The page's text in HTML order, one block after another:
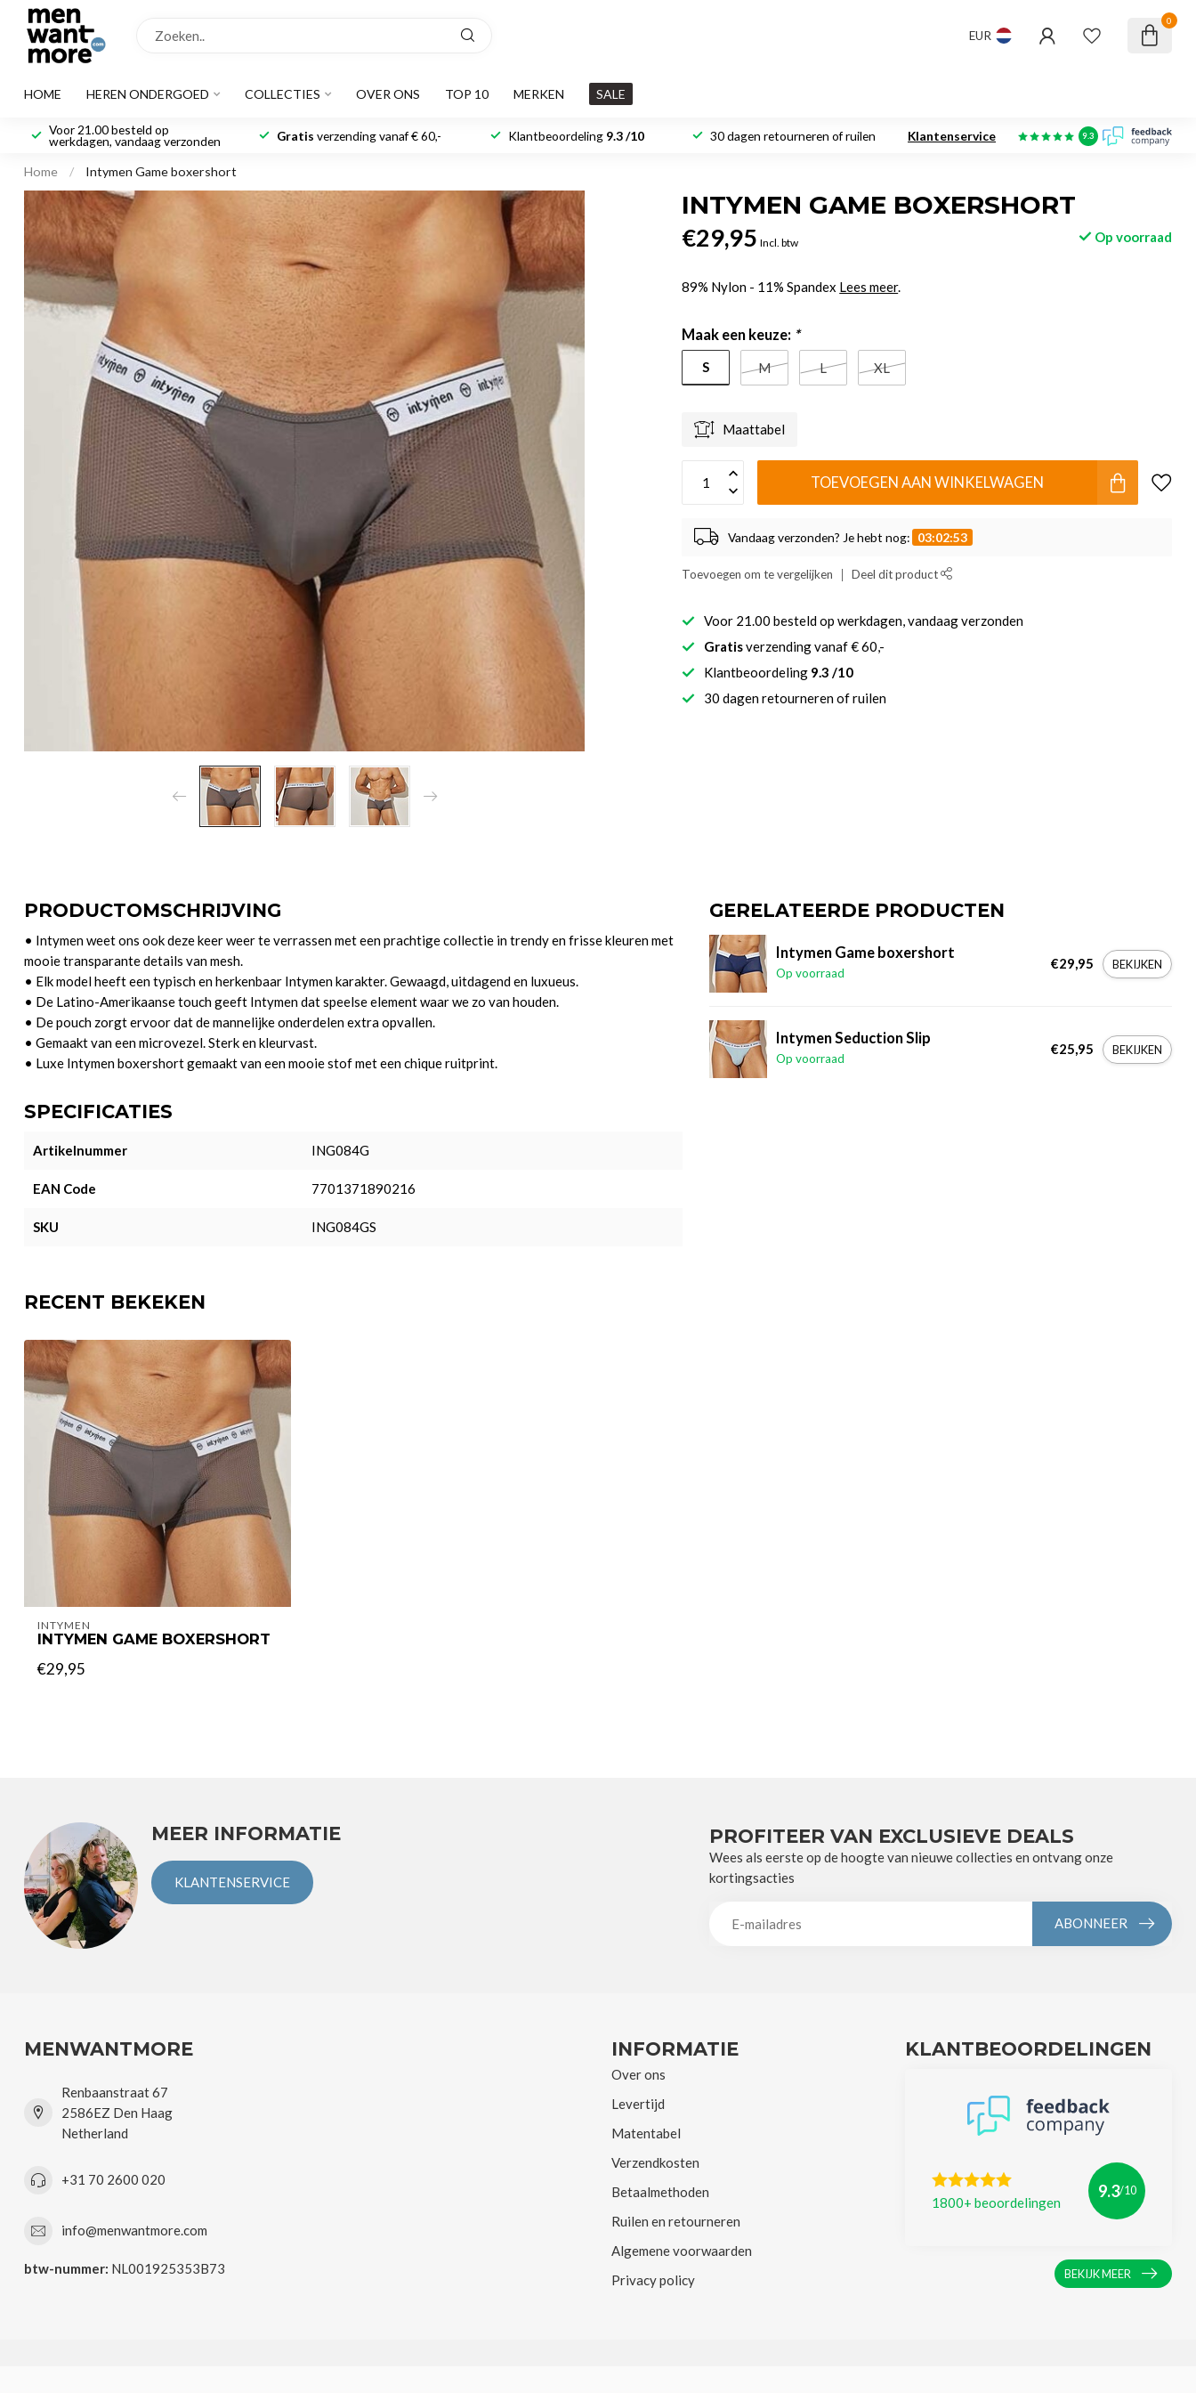
EUR
0
HOME HEREN ONDERGOED COLLECTIES OVER ONS TOP 10 MERKEN SALE
Voor 21.00 besteld op
werkdagen, vandaag verzonden Gratis verzending vanaf € 60,- Klantbeoordeling 9.3 /10 30 dagen retourneren of ruilen Klantenservice 9.3
Home / Intymen Game boxershort
INTYMEN GAME BOXERSHORT
€29,95 Incl. btw Op voorraad
89% Nylon - 11% Spandex Lees meer.
Maak een keuze: *
S M L XL
Maattabel
TOEVOEGEN AAN WINKELWAGEN
Vandaag verzonden? Je hebt nog: 03:02:53
Toevoegen om te vergelijken Deel dit product
Voor 21.00 besteld op werkdagen, vandaag verzonden
Gratisverzending vanaf € 60,-
Klantbeoordeling 9.3 /10
30 dagen retourneren of ruilen
PRODUCTOMSCHRIJVING
• Intymen weet ons ook deze keer weer te verrassen met een prachtige collectie in trendy en frisse kleuren met
mooie transparante details van mesh.
• Elk model heeft een typisch en herkenbaar Intymen karakter. Gewaagd, uitdagend en luxueus.
• De Latino-Amerikaanse touch geeft Intymen dat speelse element waar we zo van houden.
• De pouch zorgt ervoor dat de mannelijke onderdelen extra opvallen.
• Gemaakt van een microvezel. Sterk en kleurvast.
• Luxe Intymen boxershort gemaakt van een mooie stof met een chique ruitprint.
SPECIFICATIES
Artikelnummer ING084G
EAN Code 7701371890216
SKU ING084GS
GERELATEERDE PRODUCTEN
Intymen Game boxershort
Op voorraad
€29,95 BEKIJKEN
Intymen Seduction Slip
Op voorraad
€25,95 BEKIJKEN
RECENT BEKEKEN
INTYMEN
INTYMEN GAME BOXERSHORT
€29,95
MEER INFORMATIE
KLANTENSERVICE
PROFITEER VAN EXCLUSIEVE DEALS
Wees als eerste op de hoogte van nieuwe collecties en ontvang onze
kortingsacties
ABONNEER
MENWANTMORE
Renbaanstraat 67
2586EZ Den Haag
Netherland
+31 70 2600 020
info@menwantmore.com
btw-nummer: NL001925353B73
INFORMATIE
Over ons
Levertijd
Matentabel
Verzendkosten
Betaalmethoden
Ruilen en retourneren
Algemene voorwaarden
Privacy policy
KLANTBEOORDELINGEN
1800+ beoordelingen
9.3/10
BEKIJK MEER